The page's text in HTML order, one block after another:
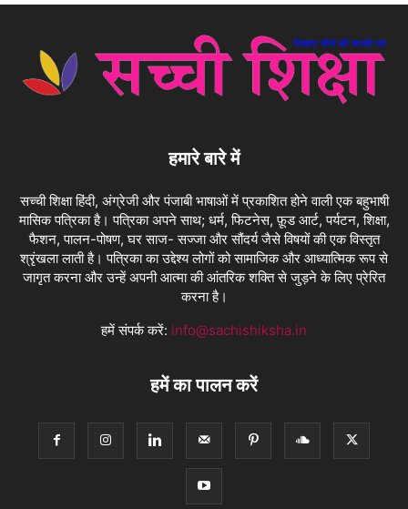
हमारे बारे में
सच्ची शिक्षा हिंदी, अंग्रेजी और पंजाबी भाषाओं में प्रकाशित होने वाली एक बहुभाषी
मासिक पत्रिका है। पत्रिका अपने साथ; धर्म, फिटनेस, फ़ूड आर्ट, पर्यटन, शिक्षा,
फैशन, पालन-पोषण, घर साज- सज्जा और सौंदर्य जैसे विषयों की एक विस्तृत
श्रृंखला लाती है। पत्रिका का उद्देश्य लोगों को सामाजिक और आध्यात्मिक रूप से
जागृत करना और उन्हें अपनी आत्मा की आंतरिक शक्ति से जुड़ने के लिए प्रेरित
करना है।
हमें संपर्क करें: info@sachishiksha.in
हमें का पालन करें